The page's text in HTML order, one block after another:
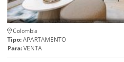
Colombia
Tipo:APARTAMENTO
Para:VENTA